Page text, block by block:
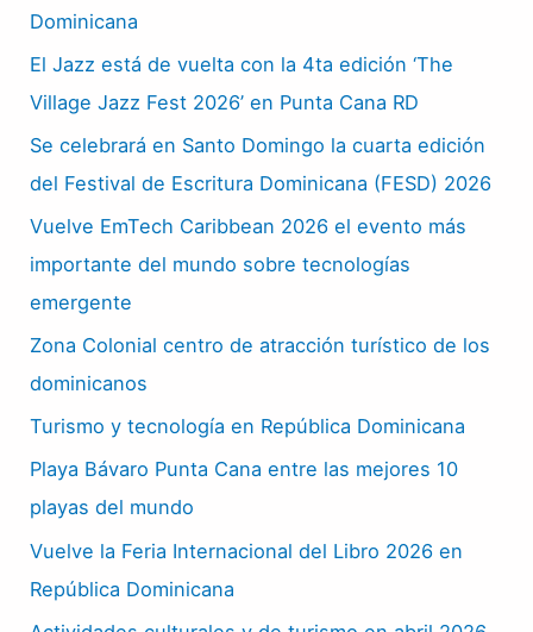
Dominicana
El Jazz está de vuelta con la 4ta edición ‘The
Village Jazz Fest 2026’ en Punta Cana RD
Se celebrará en Santo Domingo la cuarta edición
del Festival de Escritura Dominicana (FESD) 2026
Vuelve EmTech Caribbean 2026 el evento más
importante del mundo sobre tecnologías
emergente
Zona Colonial centro de atracción turístico de los
dominicanos
Turismo y tecnología en República Dominicana
Playa Bávaro Punta Cana entre las mejores 10
playas del mundo
Vuelve la Feria Internacional del Libro 2026 en
República Dominicana